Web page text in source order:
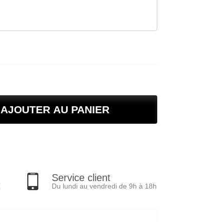
AJOUTER AU PANIER
Service client
Du lundi au vendredi de 9h à 18h